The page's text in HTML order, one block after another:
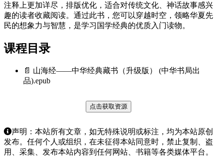
注释上更加详尽，排版优化，适合对传统文化、神话故事感兴
趣的读者收藏阅读。通过此书，您可以穿越时空，领略华夏先
民的想象力与智慧，是学习国学经典的优质入门读物。
课程目录
📄 山海经——中华经典藏书（升级版） (中华书局出
品).epub
点击获取资源
声明：本站所有文章，如无特殊说明或标注，均为本站原创
发布。任何个人或组织，在未征得本站同意时，禁止复制、盗
用、采集、发布本站内容到任何网站、书籍等各类媒体平台。